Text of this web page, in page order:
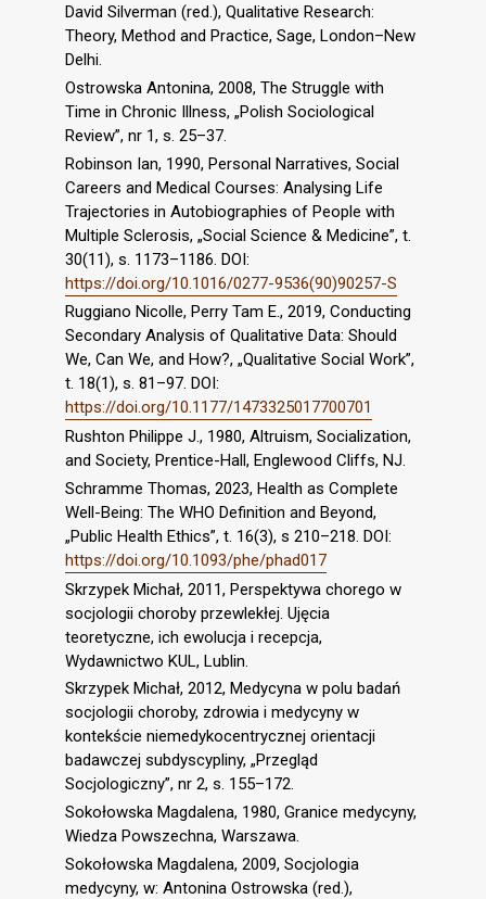
David Silverman (red.), Qualitative Research:
Theory, Method and Practice, Sage, London–New
Delhi.
Ostrowska Antonina, 2008, The Struggle with
Time in Chronic Illness, „Polish Sociological
Review”, nr 1, s. 25–37.
Robinson Ian, 1990, Personal Narratives, Social
Careers and Medical Courses: Analysing Life
Trajectories in Autobiographies of People with
Multiple Sclerosis, „Social Science & Medicine”, t.
30(11), s. 1173–1186. DOI:
https://doi.org/10.1016/0277-9536(90)90257-S
Ruggiano Nicolle, Perry Tam E., 2019, Conducting
Secondary Analysis of Qualitative Data: Should
We, Can We, and How?, „Qualitative Social Work”,
t. 18(1), s. 81–97. DOI:
https://doi.org/10.1177/1473325017700701
Rushton Philippe J., 1980, Altruism, Socialization,
and Society, Prentice-Hall, Englewood Cliffs, NJ.
Schramme Thomas, 2023, Health as Complete
Well-Being: The WHO Definition and Beyond,
„Public Health Ethics”, t. 16(3), s 210–218. DOI:
https://doi.org/10.1093/phe/phad017
Skrzypek Michał, 2011, Perspektywa chorego w
socjologii choroby przewlekłej. Ujęcia
teoretyczne, ich ewolucja i recepcja,
Wydawnictwo KUL, Lublin.
Skrzypek Michał, 2012, Medycyna w polu badań
socjologii choroby, zdrowia i medycyny w
kontekście niemedykocentrycznej orientacji
badawczej subdyscypliny, „Przegląd
Socjologiczny”, nr 2, s. 155–172.
Sokołowska Magdalena, 1980, Granice medycyny,
Wiedza Powszechna, Warszawa.
Sokołowska Magdalena, 2009, Socjologia
medycyny, w: Antonina Ostrowska (red.),